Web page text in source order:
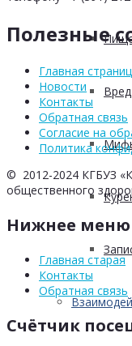
Полезные
Главная
Новости
Контакты
Обратная связь
Согласие на
Политика
© 2012-2024 КГБУЗ
общественного
Нижнее меню
Главная старая
Контакты
Обратная связь
Счётчик